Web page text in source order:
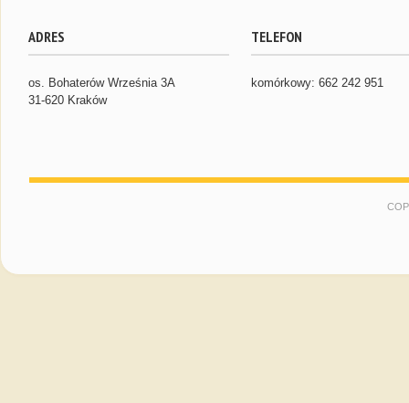
ADRES
os. Bohaterów Września 3A
31-620 Kraków
TELEFON
komórkowy: 662 242 951